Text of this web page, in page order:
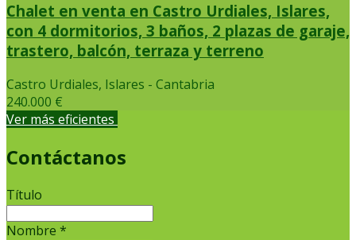
Chalet en venta en Castro Urdiales, Islares,
con 4 dormitorios, 3 baños, 2 plazas de garaje,
trastero, balcón, terraza y terreno
Castro Urdiales, Islares - Cantabria
240.000 €
Ver más eficientes
Contáctanos
Título
Nombre *